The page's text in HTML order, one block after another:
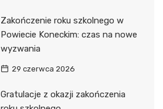
Zakończenie roku szkolnego w
Powiecie Koneckim: czas na nowe
wyzwania
29 czerwca 2026
Gratulacje z okazji zakończenia